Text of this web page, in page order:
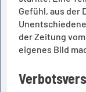
Gefühl, aus der
der Zeitung
eigenes Bild